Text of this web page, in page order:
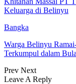
Keluarga di Belinyu
Bangka
Warga Belinyu
Terkumpul dalam
Prev Next
Leave A Reply